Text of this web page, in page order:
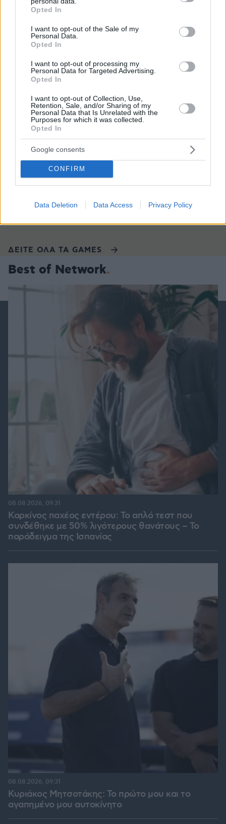
grant or deny consent to Google and its third-party tags to
use your data for below specified purposes in below Google
consent section.
Opted In
I want to opt-out of the Sale of my
Personal Data.
Opted In
I want to opt-out of processing my
Personal Data for Targeted Advertising.
Opted In
I want to opt-out of Collection, Use,
Retention, Sale, and/or Sharing of my
Personal Data that Is Unrelated with the
Purposes for which it was collected.
Opted In
Google consents
CONFIRM
Data Deletion Data Access Privacy Policy
«Πόσα θέλεις για το κορίτσι;»:
Τουρίστας στην Κρήτη ζητά... τιμή για
να ασελγήσει σε ανήλικη, τι
καταγγέλλει ο ιδιοκτήτης επιχείρησης
07.08.2026, 18:22 444
Games
ΔΕΙΤΕ ΟΛΑ ΤΑ GAMES
Best of Network
Καρκίνος παχέος εντέρου: Το απλό τεστ που
συνδέθηκε με 50% λιγότερους θανάτους – Το
παράδειγμα της Ισπανίας
08.08.2026, 09:31
Κυριάκος Μητσοτάκης: Το πρώτο μου και το
αγαπημένο μου αυτοκίνητο
08.08.2026, 09:31